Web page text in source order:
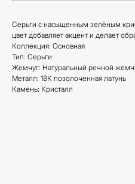
Серьги с насыщенным зелёным
цвет добавляет акцент и делает
Коллекция: Основная
Тип: Серьги
Жемчуг: Натуральный речной
Металл: 18К позолоченная латунь
Камень: Кристалл